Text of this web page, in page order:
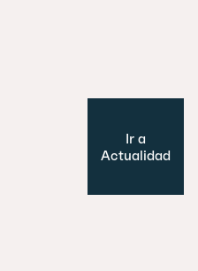
Ir a
Actualidad